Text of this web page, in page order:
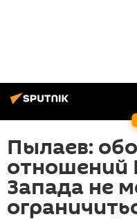
Пылаев:
отношений
Запада не